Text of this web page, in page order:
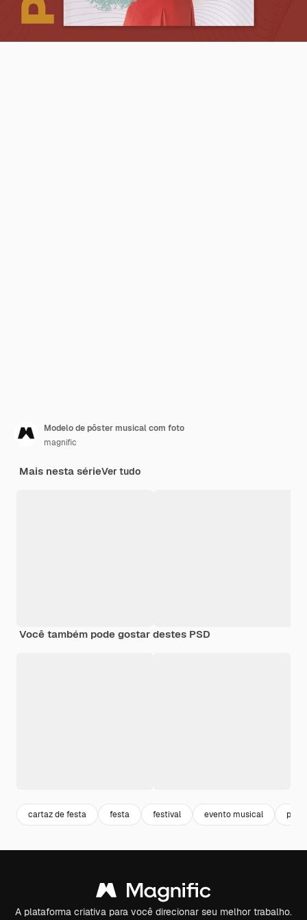
Modelo de pôster musical com foto
magnific
Mais nesta sérieVer tudo
Você também pode gostar destes PSD
cartaz de festa festa festival evento musical
A plataforma criativa para você direcionar seu melhor trabalho.